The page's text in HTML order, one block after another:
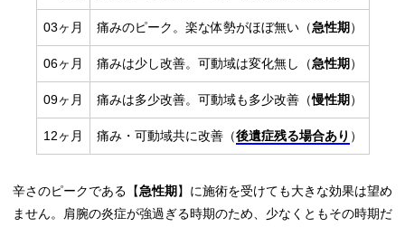
03ヶ月 痛みのピーク。楽な体勢がほぼ無い（急性期 ）
06ヶ月 痛みは少し改善。可動域は変化無し（急性期 ）
09ヶ月 痛みは多少改善。可動域も多少改善（慢性期 ）
12ヶ月 痛み・可動域共に改善（後遺症残る場合あり ）
辛さのピークである【急性期 】に施術を受けても大きな効果は望め
ません。肩腕の炎症が強過ぎる時期のため、少なくともその時期だ